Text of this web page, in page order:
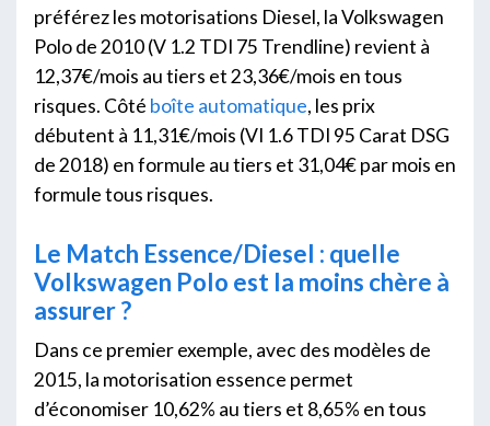
préférez les motorisations Diesel, la Volkswagen
Polo de 2010 (V 1.2 TDI 75 Trendline) revient à
12,37€/mois au tiers et 23,36€/mois en tous
risques. Côté boîte automatique, les prix
débutent à 11,31€/mois (VI 1.6 TDI 95 Carat DSG
de 2018) en formule au tiers et 31,04€ par mois en
formule tous risques.
Le Match Essence/Diesel : quelle
Volkswagen Polo est la moins chère à
assurer ?
Dans ce premier exemple, avec des modèles de
2015, la motorisation essence permet
d’économiser 10,62% au tiers et 8,65% en tous